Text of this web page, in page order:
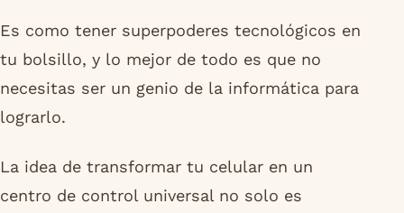
Es como tener superpoderes tecnológicos en
tu bolsillo, y lo mejor de todo es que no
necesitas ser un genio de la informática para
lograrlo.
La idea de transformar tu celular en un
centro de control universal no solo es